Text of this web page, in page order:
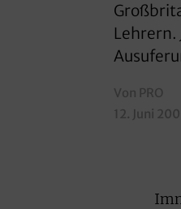
Lehrern.
Von PRO
12. Juni